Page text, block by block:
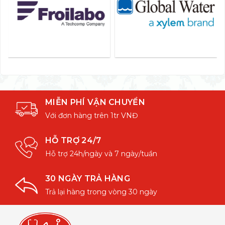
MIỄN PHÍ VẬN CHUYỂN
Với đơn hàng trên 1tr VNĐ
HỖ TRỢ 24/7
Hỗ trợ 24h/ngày và 7 ngày/tuần
30 NGÀY TRẢ HÀNG
Trả lại hàng trong vòng 30 ngày